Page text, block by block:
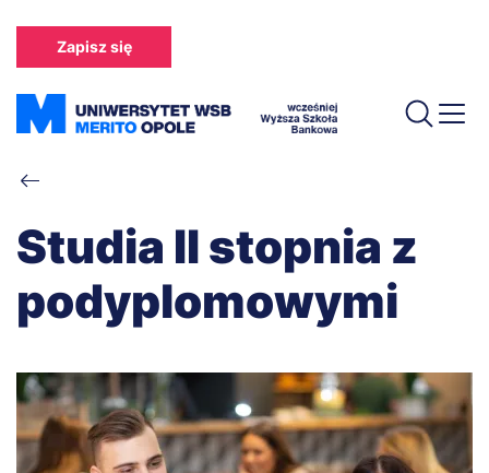
treści
Zapisz się
Ścieżka
nawigacyjna
Studia II stopnia z
podyplomowymi